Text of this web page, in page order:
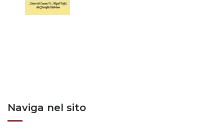
Naviga nel sito